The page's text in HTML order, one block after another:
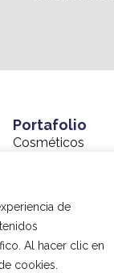
de
Al hacer clic en
cookies.
Portafolio
Cosméticos